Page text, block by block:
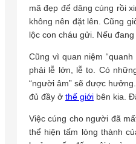
mã đẹp để dâng cúng rồi
không nên đặt lên. Cũng
lộc con cháu gửi. Nếu
Cũng vì quan niệm
phải lễ lớn, lễ to. Có
“người âm” sẽ được
đủ đầy ở thế giới bên kia.
Việc cúng cho người đã
thể hiện tấm lòng thành